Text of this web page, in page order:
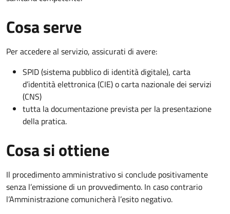
Cosa serve
Per accedere al servizio, assicurati di avere:
SPID (sistema pubblico di identità digitale), carta
d’identità elettronica (CIE) o carta nazionale dei servizi
(CNS)
tutta la documentazione prevista per la presentazione
della pratica.
Cosa si ottiene
Il procedimento amministrativo si conclude positivamente
senza l’emissione di un provvedimento. In caso contrario
l’Amministrazione comunicherà l’esito negativo.